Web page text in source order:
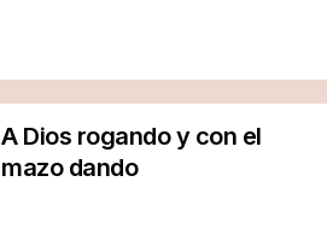
A Dios rogando y con el
mazo dando